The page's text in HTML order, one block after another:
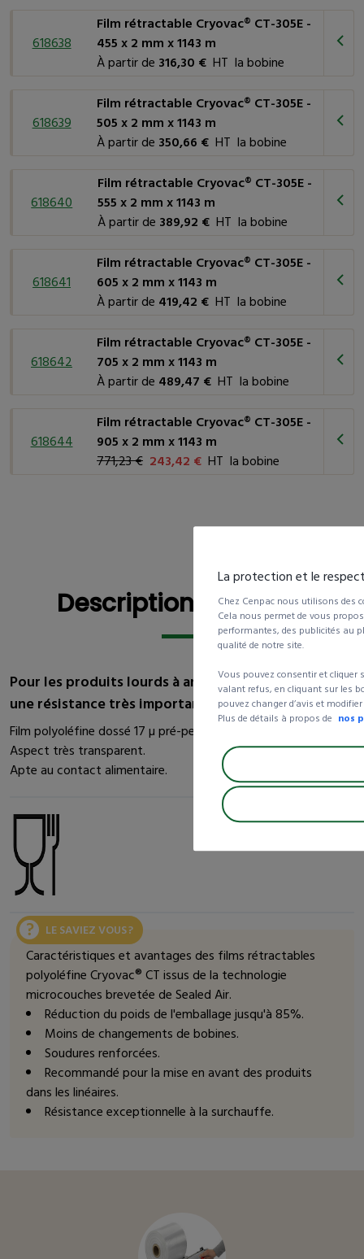
618638
Film rétractable Cryovac® CT-305E -
455 x 2 mm x 1143 m
À partir de 316,30 € HT la bobine
618639
Film rétractable Cryovac® CT-305E -
505 x 2 mm x 1143 m
À partir de 350,66 € HT la bobine
618640
Film rétractable Cryovac® CT-305E -
555 x 2 mm x 1143 m
À partir de 389,92 €HT la bobine
618641
Film rétractable Cryovac® CT-305E -
605 x 2 mm x 1143 m
À partir de 419,42 € HT la bobine
618642
Film rétractable Cryovac® CT-305E -
705 x 2 mm x 1143 m
À partir de 489,47 € HT la bobine
618644
Film rétractable Cryovac® CT-305E -
905 x 2 mm x 1143 m
771,23 € 243,42 € HT la bobine
Description détaillée
Description détaillée
Pour les produits lourds à angles vifs nécessitant
une résistance très importante !
Film polyoléfine dossé 17 µ pré-perforé.
Aspect très transparent.
Apte au contact alimentaire.
LE SAVIEZ VOUS ?
Caractéristiques et avantages des films rétractables
polyoléfine Cryovac® CT issus de la technologie
microcouches brevetée de Sealed Air.
Réduction du poids de l'emballage jusqu'à 85%.
Moins de changements de bobines.
Soudures renforcées.
Recommandé pour la mise en avant des produits
dans les linéaires.
Résistance exceptionnelle à la surchauffe.
La protection et le
Chez Cenpac nous utilisons des
Cela nous permet de vous
performantes, des publicités au
qualité de notre site.
Vous pouvez consentir et cliquer
valant refus, en cliquant sur les
pouvez changer d’avis et
Plus de détails à propos de nos